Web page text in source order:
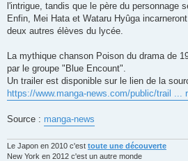
l'intrigue, tandis que le père du personnage
Enfin, Mei Hata et Wataru Hyûga
deux autres élèves du lycée.
La mythique chanson Poison du drama de
par le groupe "Blue Encount".
Un trailer est disponible sur le lien de la
https://www.manga-news.com/public/trail ...
Source : manga-news
Le Japon en 2010 c'est toute une découverte
New York en 2012 c'est un autre monde